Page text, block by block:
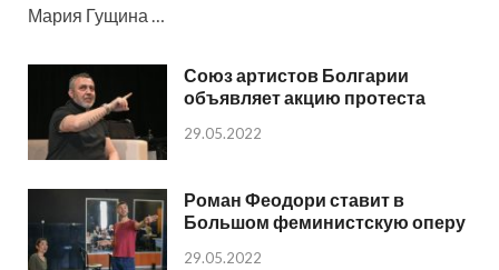
Мария Гущина …
Союз артистов Болгарии
объявляет акцию протеста
29.05.2022
Роман Феодори ставит в
Большом феминистскую оперу
29.05.2022